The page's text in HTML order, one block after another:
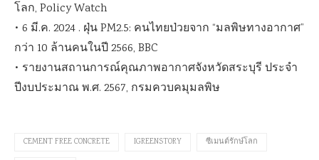
โลก, Policy Watch
• 6 มี.ค. 2024 . ฝุ่น PM2.5: คนไทยป่วยจาก “มลพิษทางอากาศ”
กว่า 10 ล้านคนในปี 2566, BBC
• รายงานสถานการณ์คุณภาพอากาศจังหวัดสระบุรี ประจำ
ปีงบประมาณ พ.ศ. 2567, กรมควบคมุมลพิษ
CEMENT FREE CONCRETE IGREENSTORY ซีเมนต์รักษ์โลก